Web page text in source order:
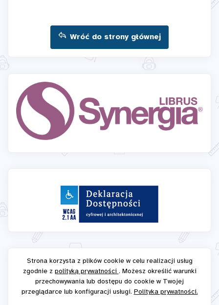
Wróć do strony głównej
Strona korzysta z plików cookie w celu realizacji usług
zgodnie z polityką prywatności . Możesz określić warunki
przechowywania lub dostępu do cookie w Twojej
przeglądarce lub konfiguracji usługi. Polityka prywatności.